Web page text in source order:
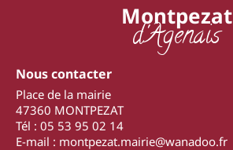
Montpezat
d'Agenais
Nous contacter
Place de la mairie
47360 MONTPEZAT
Tél : 05 53 95 02 14
E-mail : montpezat.mairie@wanadoo.fr